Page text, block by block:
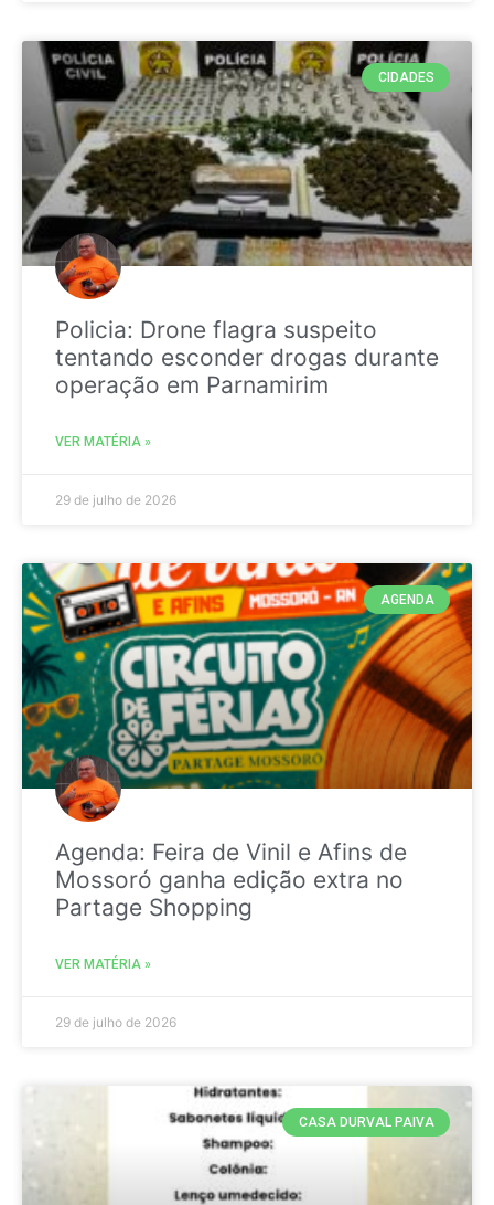
CIDADES
Policia: Drone flagra suspeito
tentando esconder drogas durante
operação em Parnamirim
VER MATÉRIA »
29 de julho de 2026
AGENDA
Agenda: Feira de Vinil e Afins de
Mossoró ganha edição extra no
Partage Shopping
VER MATÉRIA »
29 de julho de 2026
CASA DURVAL PAIVA